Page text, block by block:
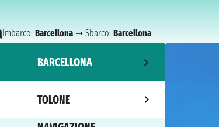
Imbarco: Barcellona ➞ Sbarco: Barcellona
BARCELLONA
TOLONE